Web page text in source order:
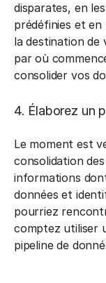
disparates, en
prédéfinies et en
la destination de
par où
consolider vos
4. Élaborez un
Le moment est
consolidation
informations
données et
pourriez
comptez utiliser
pipeline de